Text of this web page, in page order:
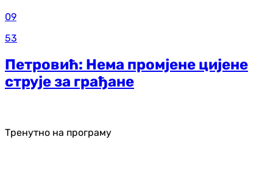
09
53
Петровић: Нема промјене цијене
струје за грађане
Тренутно на програму